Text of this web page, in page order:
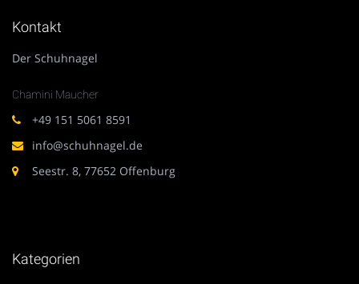
Kontakt
Der Schuhnagel
Chamini Maucher
+49 151 5061 8591
info@schuhnagel.de
Seestr. 8, 77652 Offenburg
Kategorien